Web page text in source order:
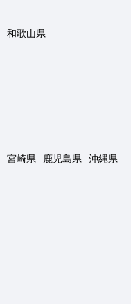
和歌山県
宮崎県 鹿児島県 沖縄県